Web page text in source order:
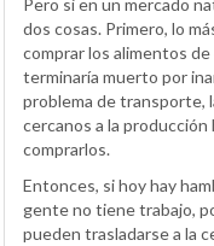
Pero si en un mercado
dos cosas. Primero, lo
comprar los alimentos
terminaría muerto por
problema de transporte,
cercanos a la producción
comprarlos.
Entonces, si hoy hay
gente no tiene trabajo,
pueden trasladarse a la